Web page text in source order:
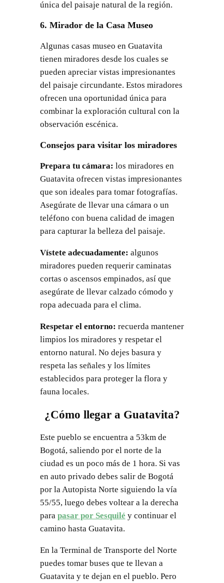
única del paisaje natural de la región.
6. Mirador de la Casa Museo
Algunas casas museo en Guatavita
tienen miradores desde los cuales se
pueden apreciar vistas impresionantes
del paisaje circundante. Estos miradores
ofrecen una oportunidad única para
combinar la exploración cultural con la
observación escénica.
Consejos para visitar los miradores
Prepara tu cámara: los miradores en
Guatavita ofrecen vistas impresionantes
que son ideales para tomar fotografías.
Asegúrate de llevar una cámara o un
teléfono con buena calidad de imagen
para capturar la belleza del paisaje.
Vístete adecuadamente: algunos
miradores pueden requerir caminatas
cortas o ascensos empinados, así que
asegúrate de llevar calzado cómodo y
ropa adecuada para el clima.
Respetar el entorno: recuerda mantener
limpios los miradores y respetar el
entorno natural. No dejes basura y
respeta las señales y los límites
establecidos para proteger la flora y
fauna locales.
¿Cómo llegar a Guatavita?
Este pueblo se encuentra a 53km de
Bogotá, saliendo por el norte de la
ciudad es un poco más de 1 hora. Si vas
en auto privado debes salir de Bogotá
por la Autopista Norte siguiendo la vía
55/55, luego debes voltear a la derecha
para pasar por Sesquilé y continuar el
camino hasta Guatavita.
En la Terminal de Transporte del Norte
puedes tomar buses que te llevan a
Guatavita y te dejan en el pueblo. Pero